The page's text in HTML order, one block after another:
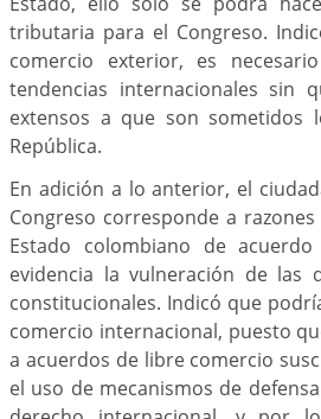
tributaria para el Congreso.
comercio exterior, es
tendencias internacionales sin
extensos a que son sometidos
República.
En adición a lo anterior, el
Congreso corresponde a
Estado colombiano de
evidencia la vulneración de las
constitucionales. Indicó que
comercio internacional, puesto
a acuerdos de libre comercio
el uso de mecanismos de